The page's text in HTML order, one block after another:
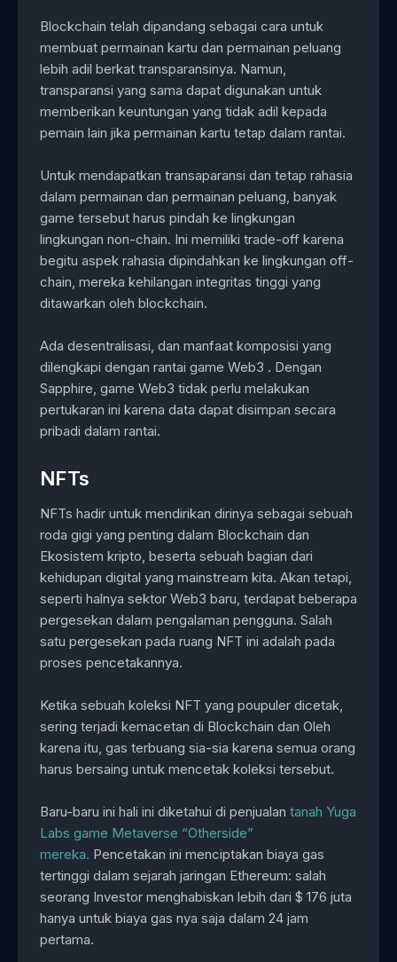
Blockchain telah dipandang sebagai cara untuk
membuat permainan kartu dan permainan peluang
lebih adil berkat transparansinya. Namun,
transparansi yang sama dapat digunakan untuk
memberikan keuntungan yang tidak adil kepada
pemain lain jika permainan kartu tetap dalam rantai.
Untuk mendapatkan transaparansi dan tetap rahasia
dalam permainan dan permainan peluang, banyak
game tersebut harus pindah ke lingkungan
lingkungan non-chain. Ini memiliki trade-off karena
begitu aspek rahasia dipindahkan ke lingkungan off-
chain, mereka kehilangan integritas tinggi yang
ditawarkan oleh blockchain.
Ada desentralisasi, dan manfaat komposisi yang
dilengkapi dengan rantai game Web3 . Dengan
Sapphire, game Web3 tidak perlu melakukan
pertukaran ini karena data dapat disimpan secara
pribadi dalam rantai.
NFTs
NFTs hadir untuk mendirikan dirinya sebagai sebuah
roda gigi yang penting dalam Blockchain dan
Ekosistem kripto, beserta sebuah bagian dari
kehidupan digital yang mainstream kita. Akan tetapi,
seperti halnya sektor Web3 baru, terdapat beberapa
pergesekan dalam pengalaman pengguna. Salah
satu pergesekan pada ruang NFT ini adalah pada
proses pencetakannya.
Ketika sebuah koleksi NFT yang poupuler dicetak,
sering terjadi kemacetan di Blockchain dan Oleh
karena itu, gas terbuang sia-sia karena semua orang
harus bersaing untuk mencetak koleksi tersebut.
Baru-baru ini hali ini diketahui di penjualan tanah Yuga
Labs game Metaverse “Otherside”
mereka. Pencetakan ini menciptakan biaya gas
tertinggi dalam sejarah jaringan Ethereum: salah
seorang Investor menghabiskan lebih dari $ 176 juta
hanya untuk biaya gas nya saja dalam 24 jam
pertama.